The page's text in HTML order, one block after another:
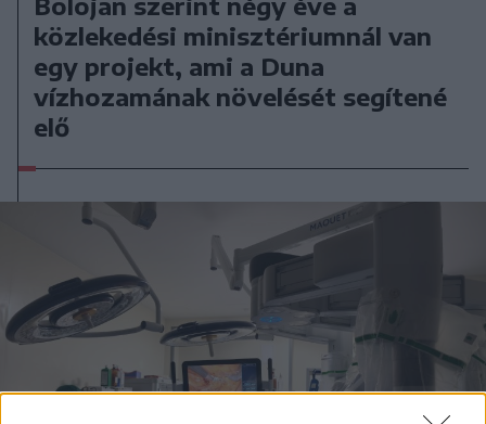
közlekedési minisztériumnál van
egy projekt, ami a Duna
vízhozamának növelését segítené
elő